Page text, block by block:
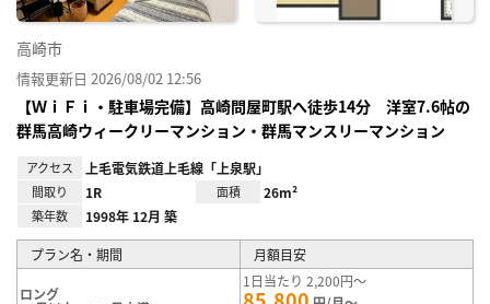
高崎市
情報更新日 2026/08/02 12:56
【ＷｉＦｉ・駐車場完備】高崎問屋町駅へ徒歩14分 洋室7.6帖の
群馬高崎ウィークリーマンション・群馬マンスリーマンション
アクセス 上毛電気鉄道上毛線「上泉駅」
間取り 1R 面積 26m²
築年数 1998年 12月 築
プラン名・期間 月額目安
ロング
1日当たり 2,200円～